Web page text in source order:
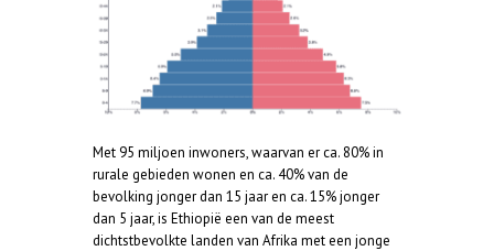
Met 95 miljoen inwoners, waarvan er ca. 80% in
rurale gebieden wonen en ca. 40% van de
bevolking jonger dan 15 jaar en ca. 15% jonger
dan 5 jaar, is Ethiopië een van de meest
dichtstbevolkte landen van Afrika met een jonge